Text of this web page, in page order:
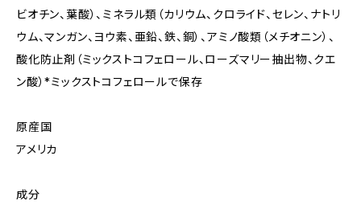
ビオチン、葉酸）、ミネラル類（カリウム、クロライド、セレン、ナトリ
ウム、マンガン、ヨウ素、亜鉛、鉄、銅）、アミノ酸類（メチオニン）、
酸化防止剤（ミックストコフェロール、ローズマリー抽出物、クエ
ン酸）*ミックストコフェロールで保存
原産国
アメリカ
成分